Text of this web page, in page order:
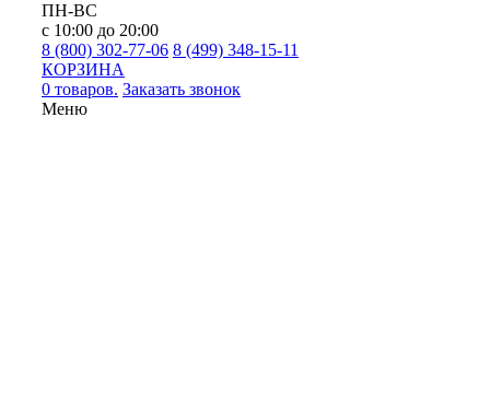
ПН-ВС
с 10:00 до 20:00
8 (800) 302-77-06 8 (499) 348-15-11
КОРЗИНА
0 товаров. Заказать звонок
Меню